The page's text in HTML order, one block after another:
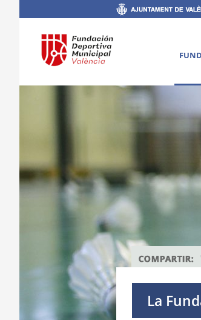
La